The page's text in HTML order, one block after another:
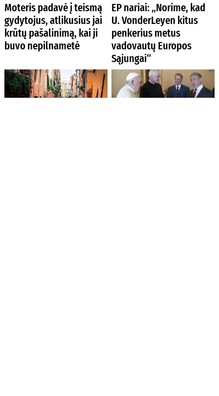
Moteris padavė į teismą
gydytojus, atlikusius jai
krūtų pašalinimą, kai ji
buvo nepilnametė
EP nariai: „Norime, kad
U. VonderLeyen kitus
penkerius metus
vadovautų Europos
Sąjungai“